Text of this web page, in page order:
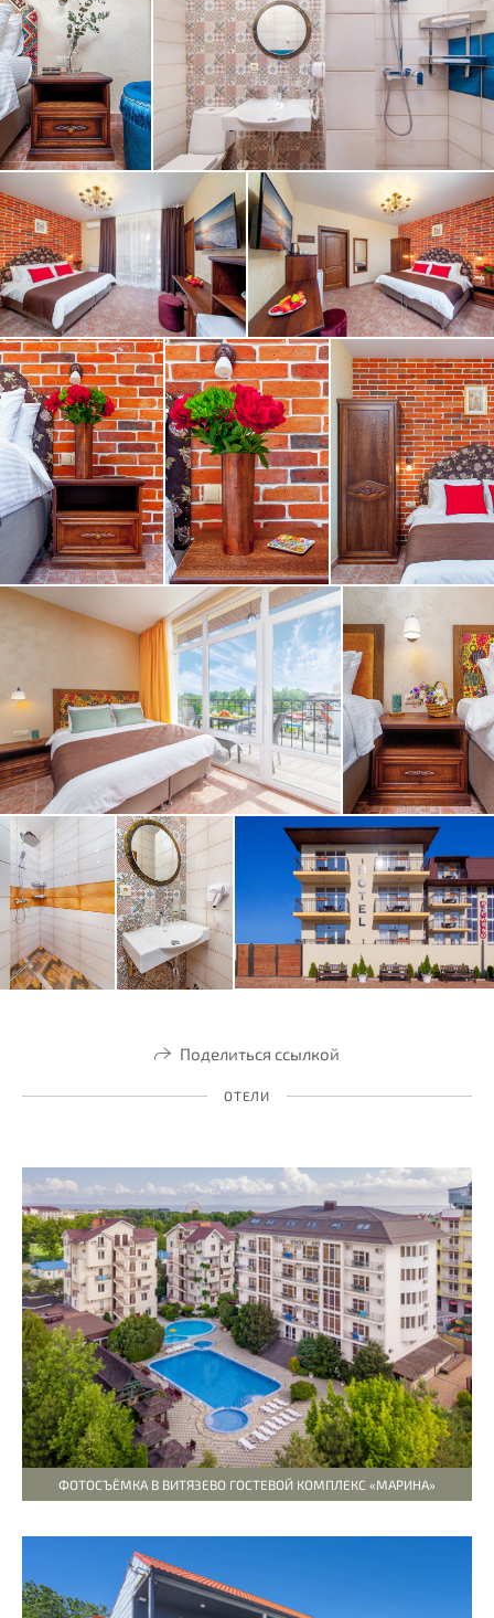
Поделиться ссылкой
ОТЕЛИ
ФОТОСЪЁМКА В ВИТЯЗЕВО ГОСТЕВОЙ КОМПЛЕКС «МАРИНА»